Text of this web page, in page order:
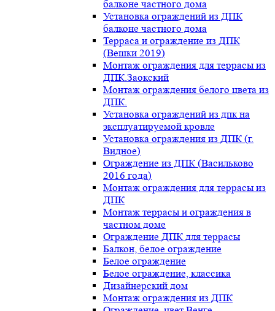
балконе частного дома
Установка ограждений из ДПК
балконе частного дома
Терраса и ограждение из ДПК
(Вешки 2019)
Монтаж ограждения для террасы из
ДПК.Заокский
Монтаж ограждения белого цвета из
ДПК.
Установка ограждений из дпк на
эксплуатируемой кровле
Установка ограждения из ДПК (г.
Видное)
Ограждение из ДПК (Васильково
2016 года)
Монтаж ограждения для террасы из
ДПК
Монтаж террасы и ограждения в
частном доме
Ограждение ДПК для террасы
Балкон, белое ограждение
Белое ограждение
Белое ограждение, классика
Дизайнерский дом
Монтаж ограждения из ДПК